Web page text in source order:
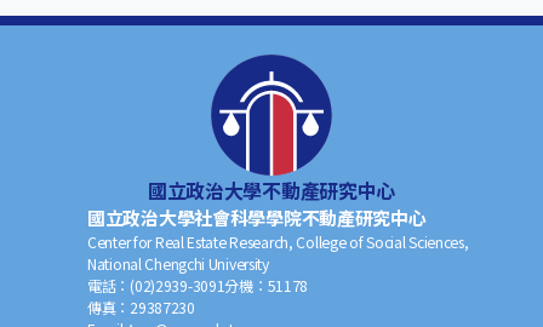
國立政治大學不動產研究中心
國立政治大學社會科學學院不動產研究中心
Center for Real Estate Research, College of Social Sciences,
National Chengchi University
電話： (02)2939-3091分機： 51178
傳真： 29387230